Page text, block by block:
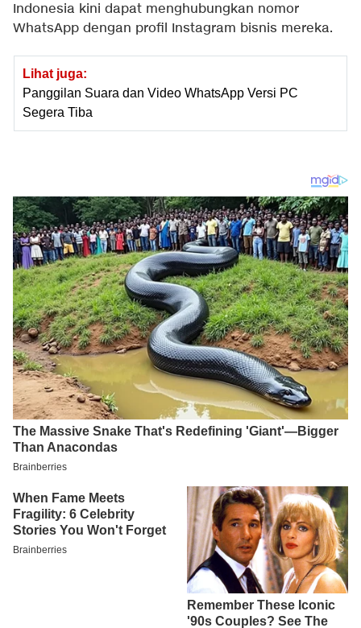
Indonesia kini dapat menghubungkan nomor
WhatsApp dengan profil Instagram bisnis mereka.
Lihat juga:
Panggilan Suara dan Video WhatsApp Versi PC
Segera Tiba